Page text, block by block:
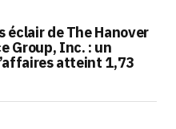
éclair de The Hanover
Group, Inc. : un
atteint 1,73